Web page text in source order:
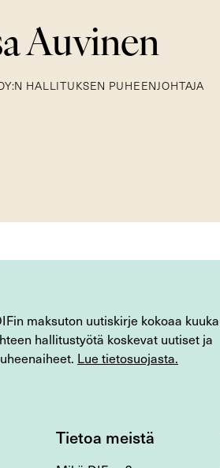
Auvinen
HALLITUKSEN PUHEENJOHTAJA
maksuton uutiskirje kokoaa
hallitustyötä koskevat uutiset ja
Lue tietosuojasta.
Tietoa meistä